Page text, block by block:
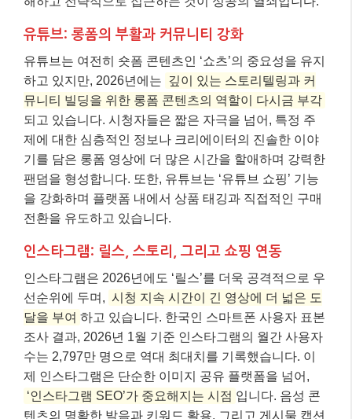
유튜브: 롱폼의 부활과 커뮤니티 강화
유튜브는 여전히 숏폼 콘텐츠인 ‘쇼츠’의 중요성을 유지
하고 있지만, 2026년에는 깊이 있는 스토리텔링과 커
뮤니티 빌딩을 위한 롱폼 콘텐츠의 역할이 다시금 부각
되고 있습니다. 시청자들은 짧은 자극을 넘어, 특정 주
제에 대한 심층적인 정보나 크리에이터의 진솔한 이야
기를 담은 롱폼 영상에 더 많은 시간을 할애하며 강력한
팬덤을 형성합니다. 또한, 유튜브는 ‘유튜브 쇼핑’ 기능
을 강화하며 플랫폼 내에서 상품 태깅과 직접적인 구매
전환을 유도하고 있습니다.
인스타그램: 릴스, 스토리, 그리고 쇼핑 연동
인스타그램은 2026년에도 ‘릴스’를 더욱 공격적으로 우
선순위에 두며, 시청 지속 시간이 긴 영상에 더 넓은 도
달을 부여 하고 있습니다. 한국인 스마트폰 사용자 표본
조사 결과, 2026년 1월 기준 인스타그램의 월간 사용자
수는 2,797만 명으로 역대 최대치를 기록했습니다. 이
제 인스타그램은 단순한 이미지 공유 플랫폼을 넘어,
‘인스타그램 SEO’가 중요해지는 시점 입니다. 음성 콘
텐츠의 명확한 발음과 키워드 활용, 그리고 게시물 캡션